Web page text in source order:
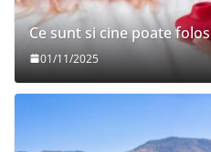
Ce sunt si cine poate
01/11/2025